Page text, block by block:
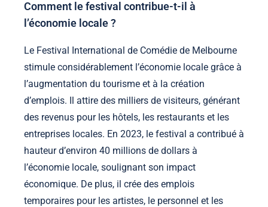
Comment le festival contribue-t-il à
l’économie locale ?
Le Festival International de Comédie de Melbourne
stimule considérablement l’économie locale grâce à
l’augmentation du tourisme et à la création
d’emplois. Il attire des milliers de visiteurs, générant
des revenus pour les hôtels, les restaurants et les
entreprises locales. En 2023, le festival a contribué à
hauteur d’environ 40 millions de dollars à
l’économie locale, soulignant son impact
économique. De plus, il crée des emplois
temporaires pour les artistes, le personnel et les